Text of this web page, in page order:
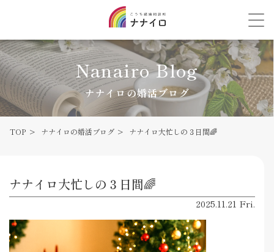
Nanairo Blog
ナナイロの婚活ブログ
TOP ナナイロの婚活ブログ ナナイロ大忙しの３日間🌈
ナナイロ大忙しの３日間🌈
2025.11.21 Fri.